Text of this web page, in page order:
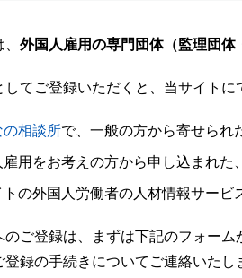
外国人雇用の専門団体（監理団
してご登録いただくと、当サイト
の相談所で、一般の方から寄せられ
雇用をお考えの方から申し込まれた
トの外国人労働者の人材情報サー
のご登録は、まずは下記のフォーム
登録の手続きについてご連絡いたし